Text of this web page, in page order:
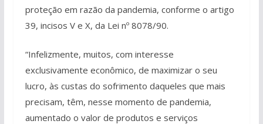
proteção em razão da pandemia, conforme o artigo
39, incisos V e X, da Lei nº 8078/90.
“Infelizmente, muitos, com interesse
exclusivamente econômico, de maximizar o seu
lucro, às custas do sofrimento daqueles que mais
precisam, têm, nesse momento de pandemia,
aumentado o valor de produtos e serviços